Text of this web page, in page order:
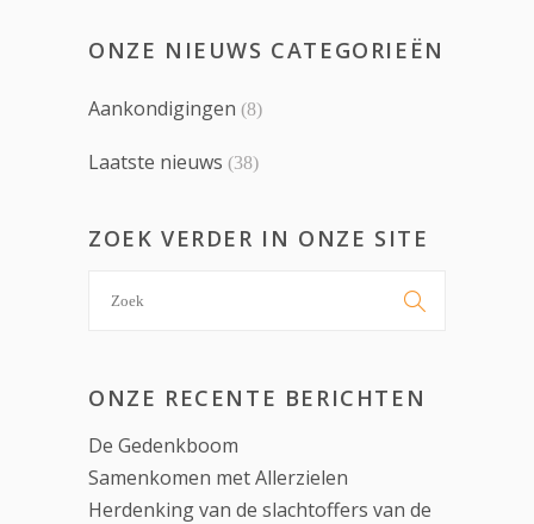
ONZE NIEUWS CATEGORIEËN
Aankondigingen (8)
Laatste nieuws (38)
ZOEK VERDER IN ONZE SITE

ONZE RECENTE BERICHTEN
De Gedenkboom
Samenkomen met Allerzielen
Herdenking van de slachtoffers van de